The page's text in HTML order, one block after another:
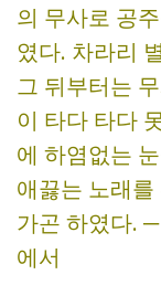
의 무사로 공
였다. 차라리
그 뒤부터는
이 타다 타다
에 하염없는
애끓는 노래
가곤 하였다.
에서